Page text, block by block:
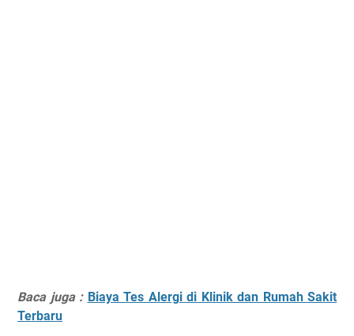
Baca juga : Biaya Tes Alergi di Klinik dan Rumah Sakit
Terbaru